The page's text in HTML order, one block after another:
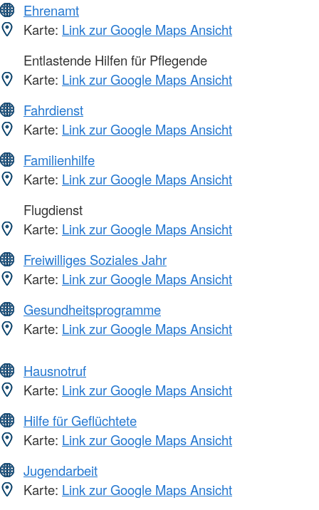
Ehrenamt
Karte: Link zur Google Maps Ansicht
Entlastende Hilfen für Pflegende
Karte: Link zur Google Maps Ansicht
Fahrdienst
Karte: Link zur Google Maps Ansicht
Familienhilfe
Karte: Link zur Google Maps Ansicht
Flugdienst
Karte: Link zur Google Maps Ansicht
Freiwilliges Soziales Jahr
Karte: Link zur Google Maps Ansicht
Gesundheitsprogramme
Karte: Link zur Google Maps Ansicht
Hausnotruf
Karte: Link zur Google Maps Ansicht
Hilfe für Geflüchtete
Karte: Link zur Google Maps Ansicht
Jugendarbeit
Karte: Link zur Google Maps Ansicht